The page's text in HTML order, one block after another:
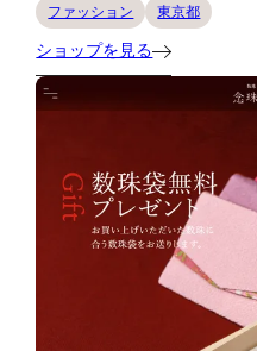
ファッション 東京都
ショップを見る